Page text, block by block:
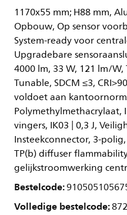
1170x55 mm; H88 mm,
Opbouw, Op sensor
System-ready voor
Upgradebare
4000 lm, 33 W, 121 lm/
Tunable, SDCM ≤3,
voldoet aan
Polymethylmethacrylaat,
vingers, IK03 | 0,3 J,
Insteekconnector, 3-
TP(b) diffuser
gelijkstroomwerking
Bestelcode:
Volledige bestelcode: